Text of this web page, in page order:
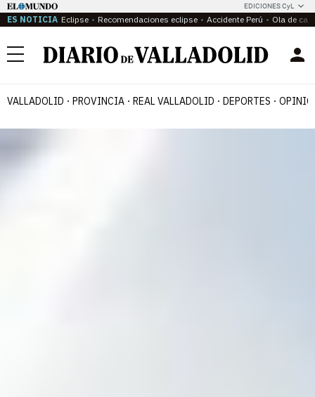
EDICIONES CyL
ES NOTICIA Eclipse Recomendaciones eclipse Accidente Perú Ola de
Menú
VALLADOLID PROVINCIA REAL VALLADOLID DEPORTES